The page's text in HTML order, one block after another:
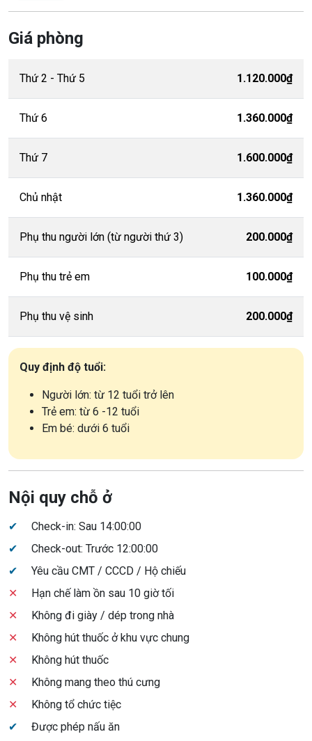
Giá phòng
Thứ 2 - Thứ 5 1.120.000₫
Thứ 6 1.360.000₫
Thứ 7 1.600.000₫
Chủ nhật 1.360.000₫
Phụ thu người lớn (từ người thứ 3) 200.000₫
Phụ thu trẻ em 100.000₫
Phụ thu vệ sinh 200.000₫
Quy định độ tuổi:
Người lớn: từ 12 tuổi trở lên
Trẻ em: từ 6 -12 tuổi
Em bé: dưới 6 tuổi
Nội quy chỗ ở
✔
Check-in: Sau 14:00:00
✔
Check-out: Trước 12:00:00
✔
Yêu cầu CMT / CCCD / Hộ chiếu
✕
Hạn chế làm ồn sau 10 giờ tối
✕
Không đi giày / dép trong nhà
✕
Không hút thuốc ở khu vực chung
✕
Không hút thuốc
✕
Không mang theo thú cưng
✕
Không tổ chức tiệc
✔
Được phép nấu ăn